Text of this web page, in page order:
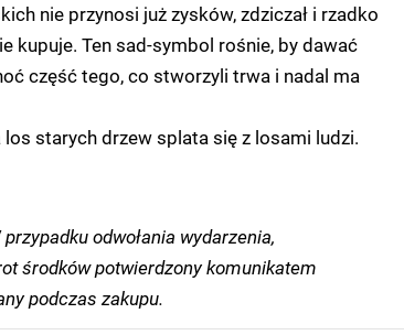
nie przynosi już zysków, zdziczał i rzadko
kupuje. Ten sad-symbol rośnie, by dawać
część tego, co stworzyli trwa i nadal ma
starych drzew splata się z losami ludzi.
odwołania wydarzenia,
środków potwierdzony komunikatem
podczas zakupu.